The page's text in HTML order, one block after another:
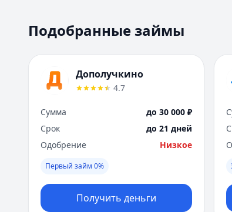
Подобранные займы
Дополучкино
4.7
Сумма
до 30 000 ₽
Срок
до 21 дней
Одобрение
Низкое
Первый займ 0%
Получить деньги